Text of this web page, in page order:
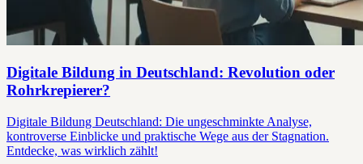
Digitale Bildung in Deutschland: Revolution oder
Rohrkrepierer?
Digitale Bildung Deutschland: Die ungeschminkte Analyse,
kontroverse Einblicke und praktische Wege aus der Stagnation.
Entdecke, was wirklich zählt!